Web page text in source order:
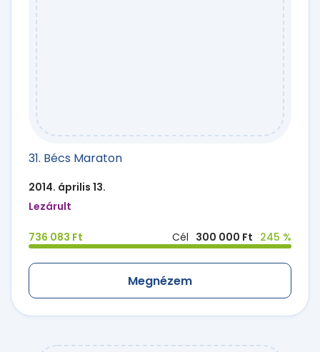
31. Bécs Maraton
2014. április 13.
Lezárult
736 083 Ft Cél 300 000 Ft 245 %
Megnézem